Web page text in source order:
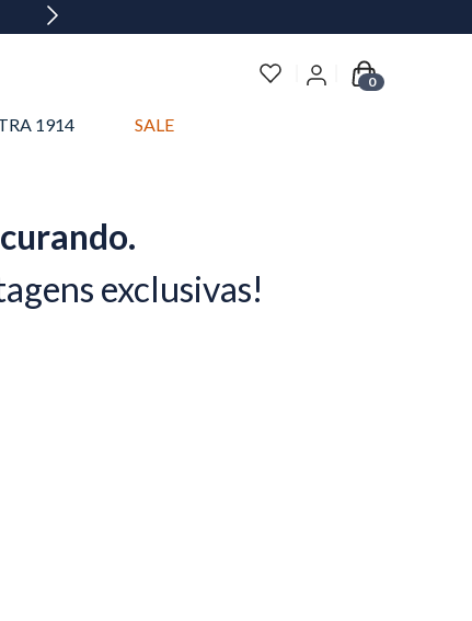
0
1914 SALE
exclusivas!